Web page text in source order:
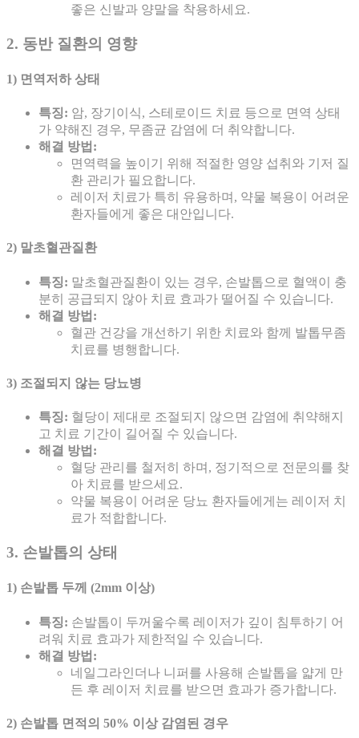
좋은 신발과 양말을 착용하세요.
2. 동반 질환의 영향
1) 면역저하 상태
특징: 암, 장기이식, 스테로이드 치료 등으로 면역 상태
가 약해진 경우, 무좀균 감염에 더 취약합니다.
해결 방법:
면역력을 높이기 위해 적절한 영양 섭취와 기저 질
환 관리가 필요합니다.
레이저 치료가 특히 유용하며, 약물 복용이 어려운
환자들에게 좋은 대안입니다.
2) 말초혈관질환
특징: 말초혈관질환이 있는 경우, 손발톱으로 혈액이 충
분히 공급되지 않아 치료 효과가 떨어질 수 있습니다.
해결 방법:
혈관 건강을 개선하기 위한 치료와 함께 발톱무좀
치료를 병행합니다.
3) 조절되지 않는 당뇨병
특징: 혈당이 제대로 조절되지 않으면 감염에 취약해지
고 치료 기간이 길어질 수 있습니다.
해결 방법:
혈당 관리를 철저히 하며, 정기적으로 전문의를 찾
아 치료를 받으세요.
약물 복용이 어려운 당뇨 환자들에게는 레이저 치
료가 적합합니다.
3. 손발톱의 상태
1) 손발톱 두께 (2mm 이상)
특징: 손발톱이 두꺼울수록 레이저가 깊이 침투하기 어
려워 치료 효과가 제한적일 수 있습니다.
해결 방법:
네일그라인더나 니퍼를 사용해 손발톱을 얇게 만
든 후 레이저 치료를 받으면 효과가 증가합니다.
2) 손발톱 면적의 50% 이상 감염된 경우